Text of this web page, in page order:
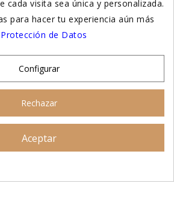
cada visita sea única y personalizada.
para hacer tu experiencia aún más
de Datos
Configurar
Rechazar
Aceptar